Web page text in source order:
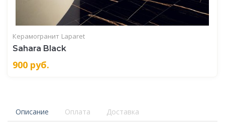
Керамогранит Laparet
Sahara Black
900 руб.
Описание Оплата Доставка